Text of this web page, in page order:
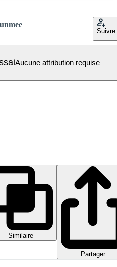
Suivre
Aucune attribution requise
Similaire
Partager